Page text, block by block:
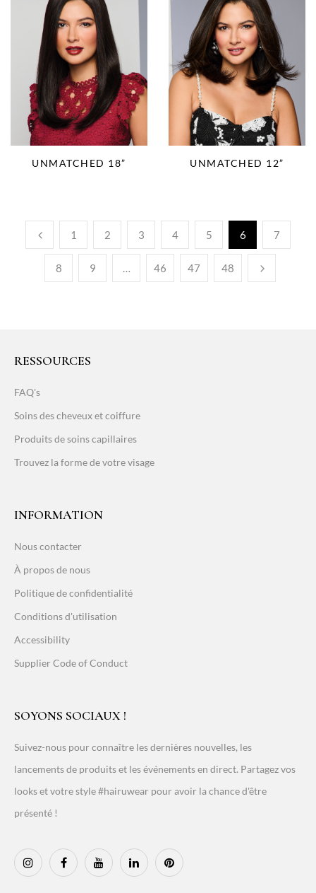
UNMATCHED 18” UNMATCHED 12”
1 2 3 4 5 6 7
8 9 … 46 47 48
RESSOURCES
FAQ's
Soins des cheveux et coiffure
Produits de soins capillaires
Trouvez la forme de votre visage
INFORMATION
Nous contacter
À propos de nous
Politique de confidentialité
Conditions d'utilisation
Accessibility
Supplier Code of Conduct
SOYONS SOCIAUX !
Suivez-nous pour connaître les dernières nouvelles, les
lancements de produits et les événements en direct. Partagez vos
looks et votre style #hairuwear pour avoir la chance d'être
présenté !